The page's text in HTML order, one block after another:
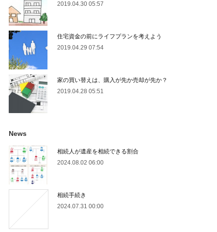
2019.04.30 05:57
住宅資金の前にライフプランを考えよう
2019.04.29 07:54
家の買い替えは、購入が先か売却が先か？
2019.04.28 05:51
News
相続人が遺産を相続できる割合
2024.08.02 06:00
相続手続き
2024.07.31 00:00